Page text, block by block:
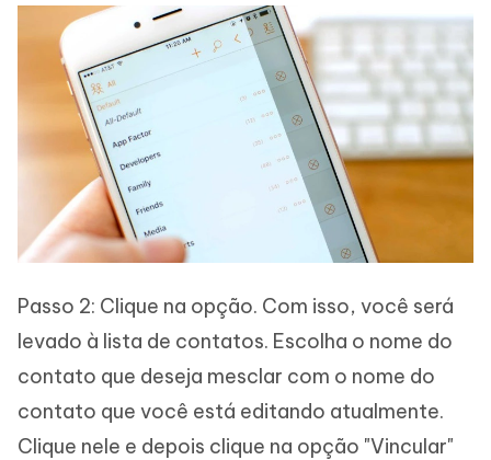
Passo 2: Clique na opção. Com isso, você será
levado à lista de contatos. Escolha o nome do
contato que deseja mesclar com o nome do
contato que você está editando atualmente.
Clique nele e depois clique na opção "Vincular"